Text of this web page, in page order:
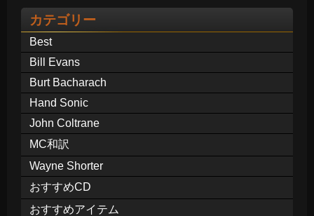
カテゴリー
Best
Bill Evans
Burt Bacharach
Hand Sonic
John Coltrane
MC和訳
Wayne Shorter
おすすめCD
おすすめアイテム